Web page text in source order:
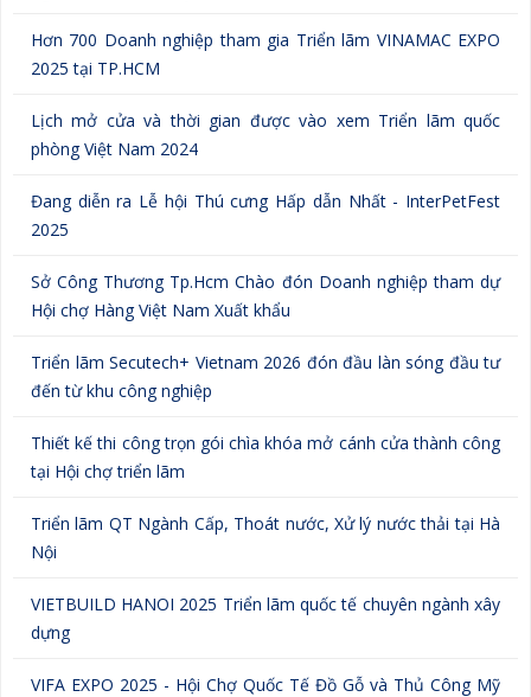
Hơn 700 Doanh nghiệp tham gia Triển lãm VINAMAC EXPO
2025 tại TP.HCM
Lịch mở cửa và thời gian được vào xem Triển lãm quốc
phòng Việt Nam 2024
Đang diễn ra Lễ hội Thú cưng Hấp dẫn Nhất - InterPetFest
2025
Sở Công Thương Tp.Hcm Chào đón Doanh nghiệp tham dự
Hội chợ Hàng Việt Nam Xuất khẩu
Triển lãm Secutech+ Vietnam 2026 đón đầu làn sóng đầu tư
đến từ khu công nghiệp
Thiết kế thi công trọn gói chìa khóa mở cánh cửa thành công
tại Hội chợ triển lãm
Triển lãm QT Ngành Cấp, Thoát nước, Xử lý nước thải tại Hà
Nội
VIETBUILD HANOI 2025 Triển lãm quốc tế chuyên ngành xây
dựng
VIFA EXPO 2025 - Hội Chợ Quốc Tế Đồ Gỗ và Thủ Công Mỹ